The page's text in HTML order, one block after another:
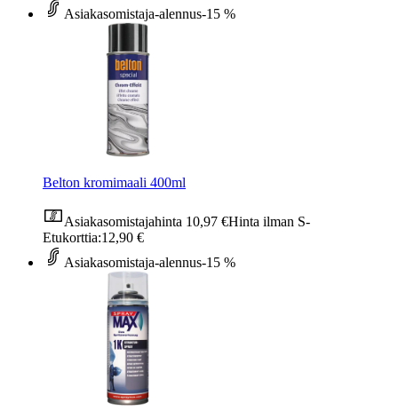
Asiakasomistaja-alennus-15 %
Belton kromimaali 400ml
Asiakasomistajahinta 10,97 €Hinta ilman S-
Etukorttia:12,90 €
Asiakasomistaja-alennus-15 %